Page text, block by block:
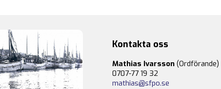
Kontakta oss
Mathias Ivarsson (Ordförande)
0707-77 19 32
mathias@sfpo.se